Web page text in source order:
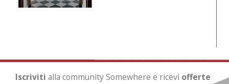
Iscriviti alla community Somewhere e ricevi offerte